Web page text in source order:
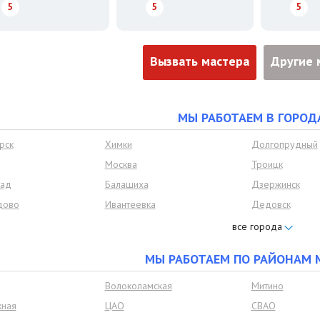
5 5 5
Вызвать мастера Другие
МЫ РАБОТАЕМ В
Химки
Долгопрудный
Москва
Троицк
Балашиха
Дзержинск
Ивантеевка
Дедовск
Лыткарино
Ленинский
Развилка
Петровское
Красково Удельная
МЫ РАБОТАЕМ ПО РАЙОНАМ
Волоколамская
Митино
ЦАО СВАО